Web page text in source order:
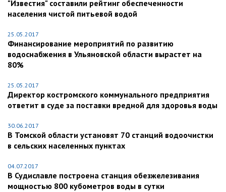
"Известия" составили рейтинг обеспеченности
населения чистой питьевой водой
25.05.2017
Финансирование мероприятий по развитию
водоснабжения в Ульяновской области вырастет на
80%
25.05.2017
Директор костромского коммунального предприятия
ответит в суде за поставки вредной для здоровья воды
30.06.2017
В Томской области установят 70 станций водоочистки
в сельских населенных пунктах
04.07.2017
В Судиславле построена станция обезжелезивания
мощностью 800 кубометров воды в сутки